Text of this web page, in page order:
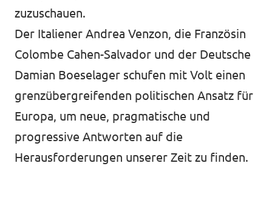
zuzuschauen.
Der Italiener Andrea Venzon, die Französin
Colombe Cahen-Salvador und der Deutsche
Damian Boeselager schufen mit Volt einen
grenzübergreifenden politischen Ansatz für
Europa, um neue, pragmatische und
progressive Antworten auf die
Herausforderungen unserer Zeit zu finden.